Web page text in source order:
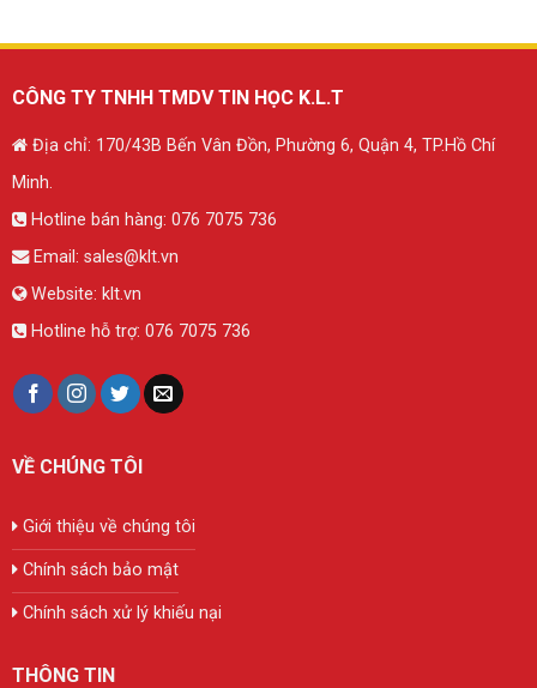
CÔNG TY TNHH TMDV TIN HỌC K.L.T
Địa chỉ: 170/43B Bến Vân Đồn, Phường 6, Quận 4, TP.Hồ Chí
Minh.
Hotline bán hàng: 076 7075 736
Email: sales@klt.vn
Website: klt.vn
Hotline hỗ trợ: 076 7075 736
VỀ CHÚNG TÔI
Giới thiệu về chúng tôi
Chính sách bảo mật
Chính sách xử lý khiếu nại
THÔNG TIN